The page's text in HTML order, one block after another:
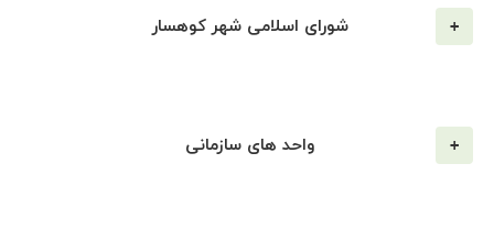
شورای اسلامی شهر کوهسار
واحد های سازمانی